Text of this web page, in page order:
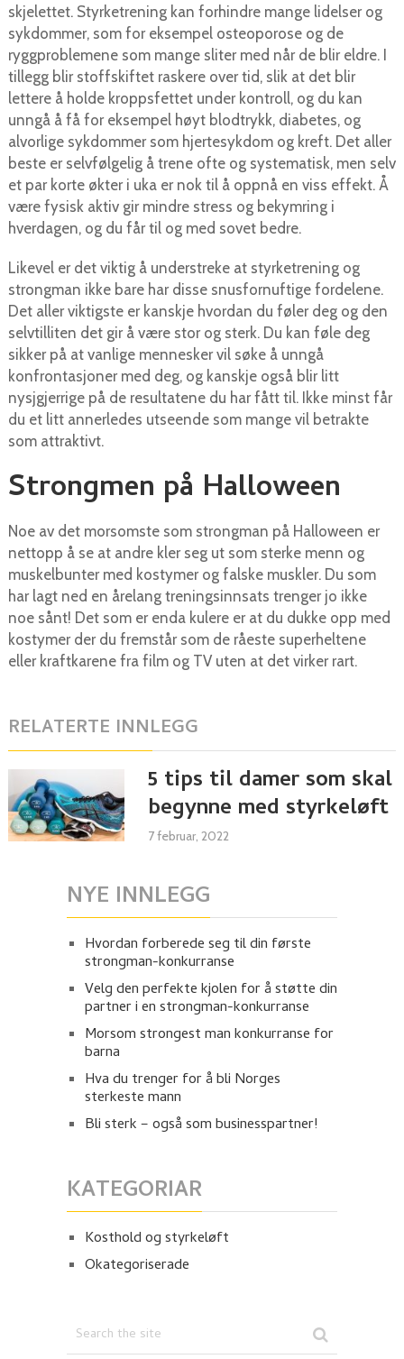
skjelettet. Styrketrening kan forhindre mange lidelser og
sykdommer, som for eksempel osteoporose og de
ryggproblemene som mange sliter med når de blir eldre. I
tillegg blir stoffskiftet raskere over tid, slik at det blir
lettere å holde kroppsfettet under kontroll, og du kan
unngå å få for eksempel høyt blodtrykk, diabetes, og
alvorlige sykdommer som hjertesykdom og kreft. Det aller
beste er selvfølgelig å trene ofte og systematisk, men selv
et par korte økter i uka er nok til å oppnå en viss effekt. Å
være fysisk aktiv gir mindre stress og bekymring i
hverdagen, og du får til og med sovet bedre.
Likevel er det viktig å understreke at styrketrening og
strongman ikke bare har disse snusfornuftige fordelene.
Det aller viktigste er kanskje hvordan du føler deg og den
selvtilliten det gir å være stor og sterk. Du kan føle deg
sikker på at vanlige mennesker vil søke å unngå
konfrontasjoner med deg, og kanskje også blir litt
nysjgjerrige på de resultatene du har fått til. Ikke minst får
du et litt annerledes utseende som mange vil betrakte
som attraktivt.
Strongmen på Halloween
Noe av det morsomste som strongman på Halloween er
nettopp å se at andre kler seg ut som sterke menn og
muskelbunter med kostymer og falske muskler. Du som
har lagt ned en årelang treningsinnsats trenger jo ikke
noe sånt! Det som er enda kulere er at du dukke opp med
kostymer der du fremstår som de råeste superheltene
eller kraftkarene fra film og TV uten at det virker rart.
RELATERTE INNLEGG
5 tips til damer som skal
begynne med styrkeløft
7 februar, 2022
NYE INNLEGG
Hvordan forberede seg til din første
strongman-konkurranse
Velg den perfekte kjolen for å støtte din
partner i en strongman-konkurranse
Morsom strongest man konkurranse for
barna
Hva du trenger for å bli Norges
sterkeste mann
Bli sterk – også som businesspartner!
KATEGORIAR
Kosthold og styrkeløft
Okategoriserade